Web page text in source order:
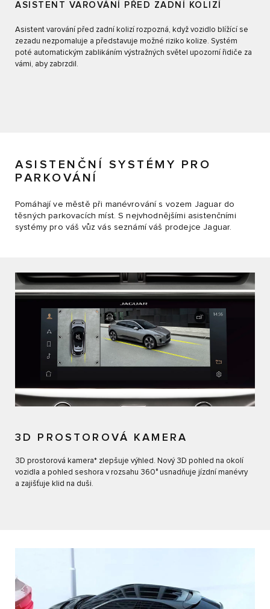
ASISTENT VAROVÁNÍ PŘED ZADNÍ KOLIZÍ
Asistent varování před zadní kolizí rozpozná, když vozidlo blížící se
zezadu nezpomaluje a představuje možné riziko kolize. Systém
poté automatickým zablikáním výstražných světel upozorní řidiče za
vámi, aby zabrzdil.
ASISTENČNÍ SYSTÉMY PRO
PARKOVÁNÍ
Pomáhají ve městě při manévrování s vozem Jaguar do
těsných parkovacích míst. S nejvhodnějšími asistenčními
systémy pro váš vůz vás seznámí váš prodejce Jaguar.
3D PROSTOROVÁ KAMERA
3D prostorová kamera* zlepšuje výhled. Nový 3D pohled na okolí
vozidla a pohled seshora v rozsahu 360° usnadňuje jízdní manévry
a zajišťuje klid na duši.